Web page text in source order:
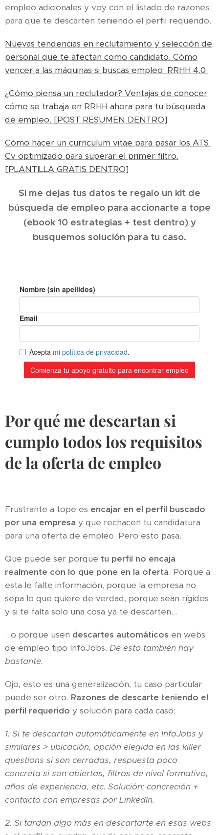
empleo adicionales y voy con el listado de razones
para que te descarten teniendo el perfil requerido.
Nuevas tendencias en reclutamiento y selección de
personal que te afectan como candidato. Cómo
vencer a las máquinas si buscas empleo. RRHH 4.0.
¿Cómo piensa un reclutador? Ventajas de conocer
cómo se trabaja en RRHH ahora para tu búsqueda
de empleo. [POST RESUMEN DENTRO]
Cómo hacer un curriculum vitae para pasar los ATS.
Cv optimizado para superar el primer filtro.
[PLANTILLA GRATIS DENTRO]
Si me dejas tus datos te regalo un kit de
búsqueda de empleo para accionarte a tope
(ebook 10 estrategias + test dentro) y
busquemos solución para tu caso.
Por qué me descartan si
cumplo todos los requisitos
de la oferta de empleo
Frustrante a tope es encajar en el perfil buscado
por una empresa y que rechacen tu candidatura
para una oferta de empleo. Pero esto pasa.
Que puede ser porque tu perfil no encaja
realmente con lo que pone en la oferta. Porque a
esta le falte información, porque la empresa no
sepa lo que quiere de verdad, porque sean rígidos
y si te falta solo una cosa ya te descarten...
...o porque usen descartes automáticos en webs
de empleo tipo InfoJobs. De esto también hay
bastante.
Ojo, esto es una generalización, tu caso particular
puede ser otro. Razones de descarte teniendo el
perfil requerido y solución para cada caso:
1. Si te descartan automáticamente en InfoJobs y
similares > ubicación, opción elegida en las killer
questions si son cerradas, respuesta poco
concreta si son abiertas, filtros de nivel formativo,
años de experiencia, etc. Solución: concreción +
contacto con empresas por LinkedIn.
2. Si tardan algo más en descartarte en esas webs